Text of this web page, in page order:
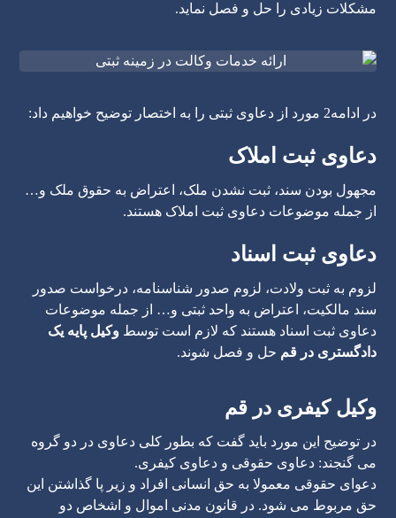
مشکلات زیادی را حل و فصل نماید.
در ادامه2 مورد از دعاوی ثبتی را به اختصار توضیح خواهیم داد:
دعاوی ثبت املاک
مجهول بودن سند، ثبت نشدن ملک، اعتراض به حقوق ملک و…
از جمله موضوعات دعاوی ثبت املاک هستند.
دعاوی ثبت اسناد
لزوم به ثبت ولادت، لزوم صدور شناسنامه، درخواست صدور
سند مالکیت، اعتراض به واحد ثبتی و… از جمله موضوعات
دعاوی ثبت اسناد هستند که لازم است توسطوکیل پایه یک
دادگستری در قم حل و فصل شوند.
وکیل کیفری در قم
در توضیح این مورد باید گفت که بطور کلی دعاوی در دو گروه
می گنجند: دعاوی حقوقی و دعاوی کیفری.
دعوای حقوقی معمولا به حق انسانی افراد و زیر پا گذاشتن این
حق مربوط می شود. در قانون مدنی اموال و اشخاص دو